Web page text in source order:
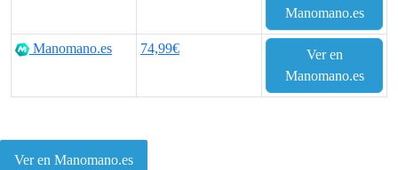
Manomano.es
Manomano.es 74,99€
Ver en
Manomano.es
Ver en Manomano.es